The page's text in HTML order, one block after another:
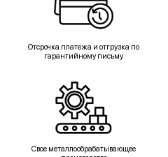
Отсрочка платежа и отгрузка по
гарантийному письму
Свое металлообрабатывающее